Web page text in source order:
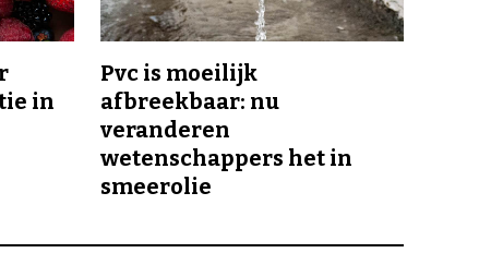
in
Pvc is moeilijk
afbreekbaar: nu
veranderen
wetenschappers het in
smeerolie